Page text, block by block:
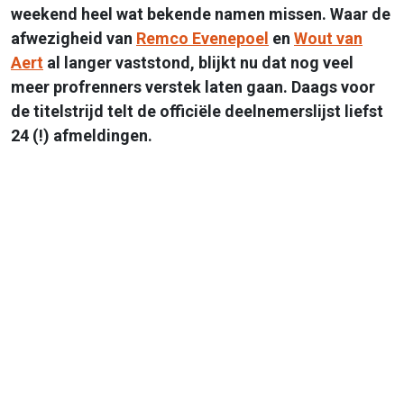
weekend heel wat bekende namen missen. Waar de
afwezigheid van Remco Evenepoel en Wout van
Aert al langer vaststond, blijkt nu dat nog veel
meer profrenners verstek laten gaan. Daags voor
de titelstrijd telt de officiële deelnemerslijst liefst
24 (!) afmeldingen.